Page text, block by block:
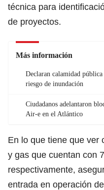
técnica para
de proyectos.
Más información
Declaran calamidad
riesgo de inundación
Ciudadanos adelantaron
Air-e en el Atlántico
En lo que tiene que ver
y gas que cuentan con
respectivamente,
entrada en operación